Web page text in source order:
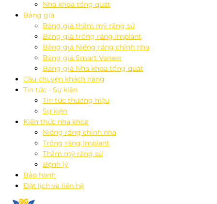
Nha khoa tổng quát
Bảng giá
Bảng giá thẩm mỹ răng sứ
Bảng giá trồng răng Implant
Bảng giá Niềng răng chỉnh nha
Bảng giá Smart Veneer
Bảng giá Nha khoa tổng quát
Câu chuyện khách hàng
Tin tức - Sự kiện
Tin tức thương hiệu
Sự kiện
Kiến thức nha khoa
Niềng răng chỉnh nha
Trồng răng Implant
Thẩm mỹ răng sứ
Bệnh lý
Bảo hành
Đặt lịch và liên hệ